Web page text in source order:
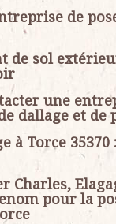
de
de sol
une
dallage et de
à Torce 35370
Charles,
pour la